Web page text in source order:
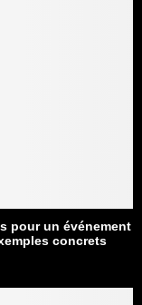
pour un événement
concrets